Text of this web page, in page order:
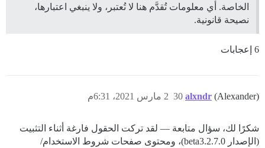
الخاصة. أي معلومات تُقدَّم هنا لا تُعتبر، ولا ينبغي اعتبارها،
نصيحة قانونية.
6 إعجابات
alxndr (Alexander) 2 مارس 2021، 6:31م 30
شكرًا لك، سؤال متابعة — لقد تركت الحقول فارغة أثناء التثبيت
(الإصدار 2.7.0.beta3)، ومحتوى صفحات شروط الاستخدام/